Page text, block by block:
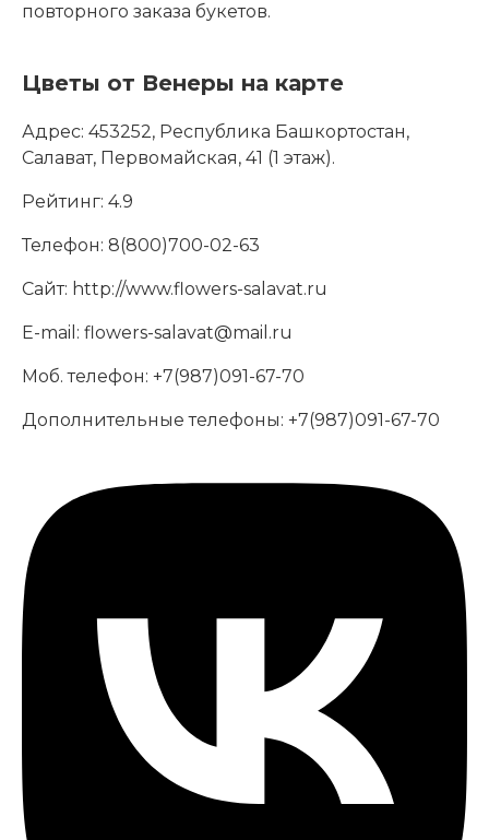
повторного заказа букетов.
Цветы от Венеры на карте
Адрес: 453252, Республика Башкортостан,
Салават, Первомайская, 41 (1 этаж).
Рейтинг: 4.9
Телефон: 8(800)700-02-63
Сайт: http://www.flowers-salavat.ru
E-mail: flowers-salavat@mail.ru
Моб. телефон: +7(987)091-67-70
Дополнительные телефоны: +7(987)091-67-70